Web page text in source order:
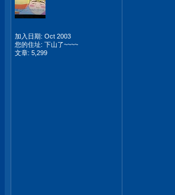
加入日期: Oct 2003
您的住址: 下山了~~~~
文章: 5,299